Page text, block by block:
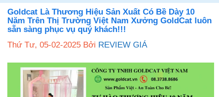
Goldcat Là Thương Hiệu Sản Xuất Có Bề Dày 10
Năm Trên Thị Trường Việt Nam ️Xưởng GoldCat luôn
sẵn sàng phục vụ quý khách!!!
Thứ Tư, 05-02-2025 Bởi REVIEW GIÁ